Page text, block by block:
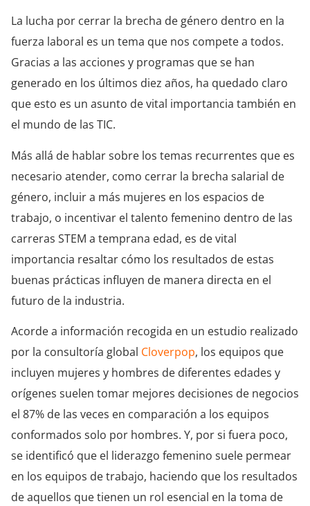
La lucha por cerrar la brecha de género dentro en la
fuerza laboral es un tema que nos compete a todos.
Gracias a las acciones y programas que se han
generado en los últimos diez años, ha quedado claro
que esto es un asunto de vital importancia también en
el mundo de las TIC.
Más allá de hablar sobre los temas recurrentes que es
necesario atender, como cerrar la brecha salarial de
género, incluir a más mujeres en los espacios de
trabajo, o incentivar el talento femenino dentro de las
carreras STEM a temprana edad, es de vital
importancia resaltar cómo los resultados de estas
buenas prácticas influyen de manera directa en el
futuro de la industria.
Acorde a información recogida en un estudio realizado
por la consultoría global Cloverpop, los equipos que
incluyen mujeres y hombres de diferentes edades y
orígenes suelen tomar mejores decisiones de negocios
el 87% de las veces en comparación a los equipos
conformados solo por hombres. Y, por si fuera poco,
se identificó que el liderazgo femenino suele permear
en los equipos de trabajo, haciendo que los resultados
de aquellos que tienen un rol esencial en la toma de